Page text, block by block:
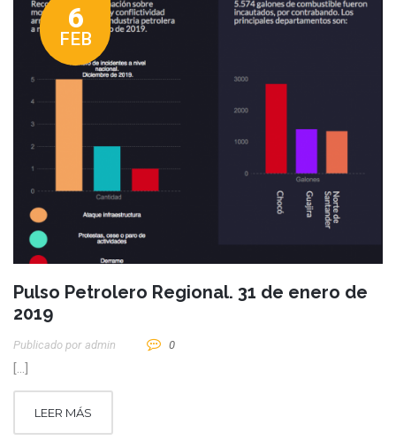
6
FEB
Pulso Petrolero Regional. 31 de enero de
2019
Publicado por Admin 0
[…]
LEER MÁS